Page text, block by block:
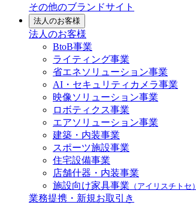
その他のブランドサイト
法人のお客様
法人のお客様
BtoB事業
ライティング事業
省エネソリューション事業
AI・セキュリティカメラ事業
映像ソリューション事業
ロボティクス事業
エアソリューション事業
建築・内装事業
スポーツ施設事業
住宅設備事業
店舗什器・内装事業
施設向け家具事業 （アイリスチトセ）
業務提携・新規お取引き